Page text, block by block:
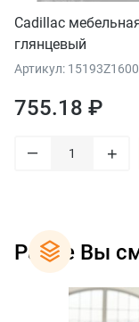
Cadillac
глянцевый
Артикул:
755.18 ₽
– +
Ранее Вы